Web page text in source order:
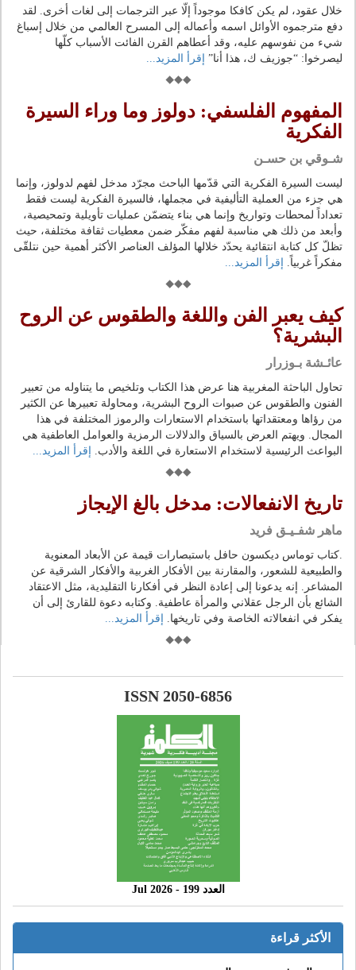
خلال عقود، لم يكن كافكا موجوداً إلّا عبر الترجمات إلى لغات أخرى. لقد
دفع مترجموه الأوائل اسمه وأعماله إلى المسرح العالمي من خلال إسباغ
شيء من نفوسهم عليه، وقد أعطاهم القرن الفائت الأسباب كلّها
ليصرخوا: “جوزيف ك، هذا أنا” إقرأ المزيد...
المفهوم الفلسفي: دولوز وما وراء السيرة
الفكرية
شـوقي بن حسـن
ليست السيرة الفكرية التي قدّمها الباحث مجرّد مدخل لفهم لدولوز، وإنما
هي جزء من العملية التأليفية في مجملها، فالسيرة الفكرية ليست فقط
تعداداً لمحطات وتواريخ وإنما هي بناء يتضمّن عمليات تأويلية وتمحيصية،
وأبعد من ذلك هي مناسبة لفهم مفكّر ضمن معطيات ثقافة مختلفة، حيث
تظلّ كل كتابة انتقائية يحدّد خلالها المؤلف العناصر الأكثر أهمية حين نتلقّى
مفكراً غربياً.
إقرأ المزيد...
كيف يعبر الفن واللغة والطقوس عن الروح
البشرية؟
عائـشة بـوزرار
تحاول الباحثة المغربية هنا عرض هذا الكتاب وتلخيص ما يتناوله من تعبير
الفنون والطقوس عن صبوات الروح البشرية، ومحاولة تعبيرها عن الكثير
من رؤاها ومعتقداتها باستخدام الاستعارات والرموز المختلفة في هذا
المجال. ويهتم العرض بالسياق والدلالات الرمزية والعوامل العاطفية هي
البواعث الرئيسية لاستخدام الاستعارة في اللغة والأدب.
إقرأ المزيد...
تاريخ الانفعالات: مدخل بالغ الإيجاز
ماهر شفـيـق فريد
.كتاب توماس ديكسون حافل باستبصارات قيمة عن الأبعاد المعنوية
والطبيعية للشعور، والمقارنة بين الأفكار الغربية والأفكار الشرقية عن
المشاعر. إنه يدعونا إلى إعادة النظر في أفكارنا التقليدية، مثل الاعتقاد
الشائع بأن الرجل عقلاني والمرأة عاطفية. وكتابه دعوة للقارئ إلى أن
يفكر في انفعالاته الخاصة وفي تاريخها.
إقرأ المزيد...
ISSN 2050-6856
العدد 199 - 2026 Jul
الأكثر قراءة